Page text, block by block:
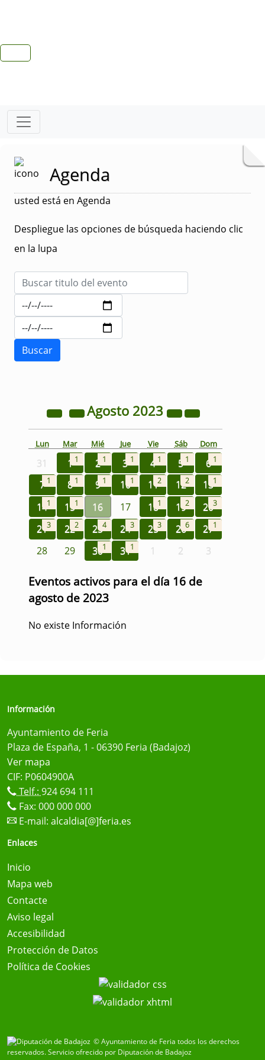
Agenda
usted está en Agenda
Despliegue las opciones de búsqueda haciendo clic
en la lupa
Agosto 2023
Lun Mar Mié Jue Vie Sáb Dom
31 1 1 2 1 3 1 4 1 5 1 6 1
7 1 8 1 9 1 101 112 122 131
141 151 16 17 181 192 203
213 222 234 243 253 266 271
28 29 301 311 1 2 3
Eventos activos para el día 16 de
agosto de 2023
No existe Información
Información
Ayuntamiento de Feria
Plaza de España, 1 - 06390 Feria (Badajoz)
Ver mapa
CIF: P0604900A
Telf.: 924 694 111
Fax: 000 000 000
E-mail: alcaldia[@]feria.es
Enlaces
Inicio
Mapa web
Contacte
Aviso legal
Accesibilidad
Protección de Datos
Política de Cookies
© Ayuntamiento de Feria todos los derechos
reservados.Servicio ofrecido por Diputación de Badajoz